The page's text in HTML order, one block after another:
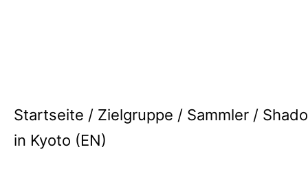
Startseite / Zielgruppe / Sammler /
in Kyoto (EN)